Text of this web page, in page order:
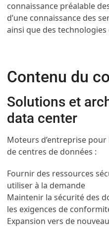
connaissance préalable
d’une connaissance des
ainsi que des technologies
Contenu du
Solutions et
data center
Moteurs d’entreprise
de centres de données :
Fournir des ressources
utiliser à la demande
Maintenir la sécurité des
les exigences de
Expansion vers de